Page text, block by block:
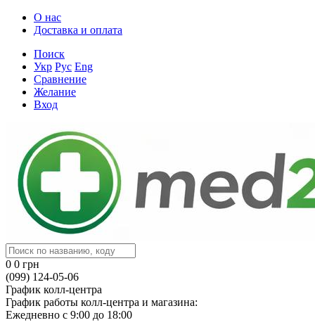
О нас
Доставка и оплата
Поиск
Укр Рус Eng
Сравнение
Желание
Вход
0 0 грн
(099) 124-05-06
График колл-центра
График работы колл-центра и магазина:
Ежедневно с 9:00 до 18:00